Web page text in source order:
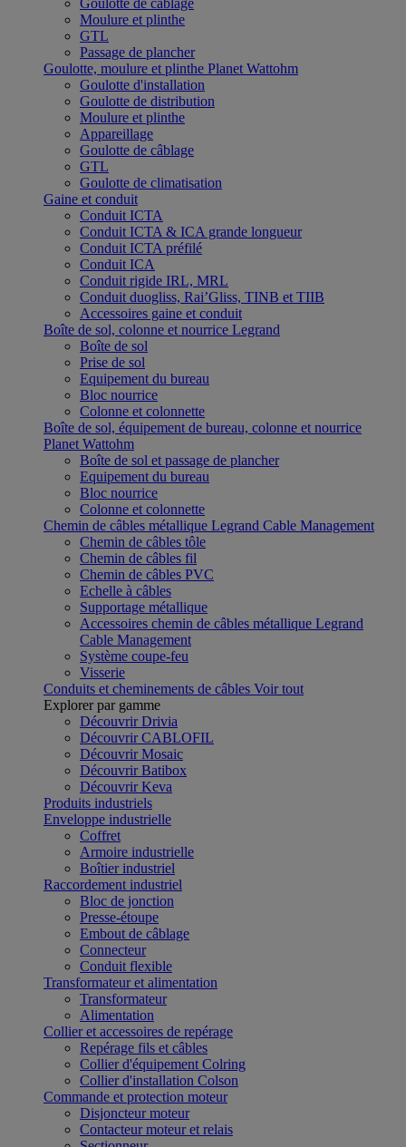
Goulotte de câblage
Moulure et plinthe
GTL
Passage de plancher
Goulotte, moulure et plinthe Planet Wattohm
Goulotte d'installation
Goulotte de distribution
Moulure et plinthe
Appareillage
Goulotte de câblage
GTL
Goulotte de climatisation
Gaine et conduit
Conduit ICTA
Conduit ICTA & ICA grande longueur
Conduit ICTA préfilé
Conduit ICA
Conduit rigide IRL, MRL
Conduit duogliss, Rai’Gliss, TINB et TIIB
Accessoires gaine et conduit
Boîte de sol, colonne et nourrice Legrand
Boîte de sol
Prise de sol
Equipement du bureau
Bloc nourrice
Colonne et colonnette
Boîte de sol, équipement de bureau, colonne et nourrice
Planet Wattohm
Boîte de sol et passage de plancher
Equipement du bureau
Bloc nourrice
Colonne et colonnette
Chemin de câbles métallique Legrand Cable Management
Chemin de câbles tôle
Chemin de câbles fil
Chemin de câbles PVC
Echelle à câbles
Supportage métallique
Accessoires chemin de câbles métallique Legrand
Cable Management
Système coupe-feu
Visserie
Conduits et cheminements de câbles Voir tout
Explorer par gamme
Découvrir Drivia
Découvrir CABLOFIL
Découvrir Mosaic
Découvrir Batibox
Découvrir Keva
Produits industriels
Enveloppe industrielle
Coffret
Armoire industrielle
Boîtier industriel
Raccordement industriel
Bloc de jonction
Presse-étoupe
Embout de câblage
Connecteur
Conduit flexible
Transformateur et alimentation
Transformateur
Alimentation
Collier et accessoires de repérage
Repérage fils et câbles
Collier d'équipement Colring
Collier d'installation Colson
Commande et protection moteur
Disjoncteur moteur
Contacteur moteur et relais